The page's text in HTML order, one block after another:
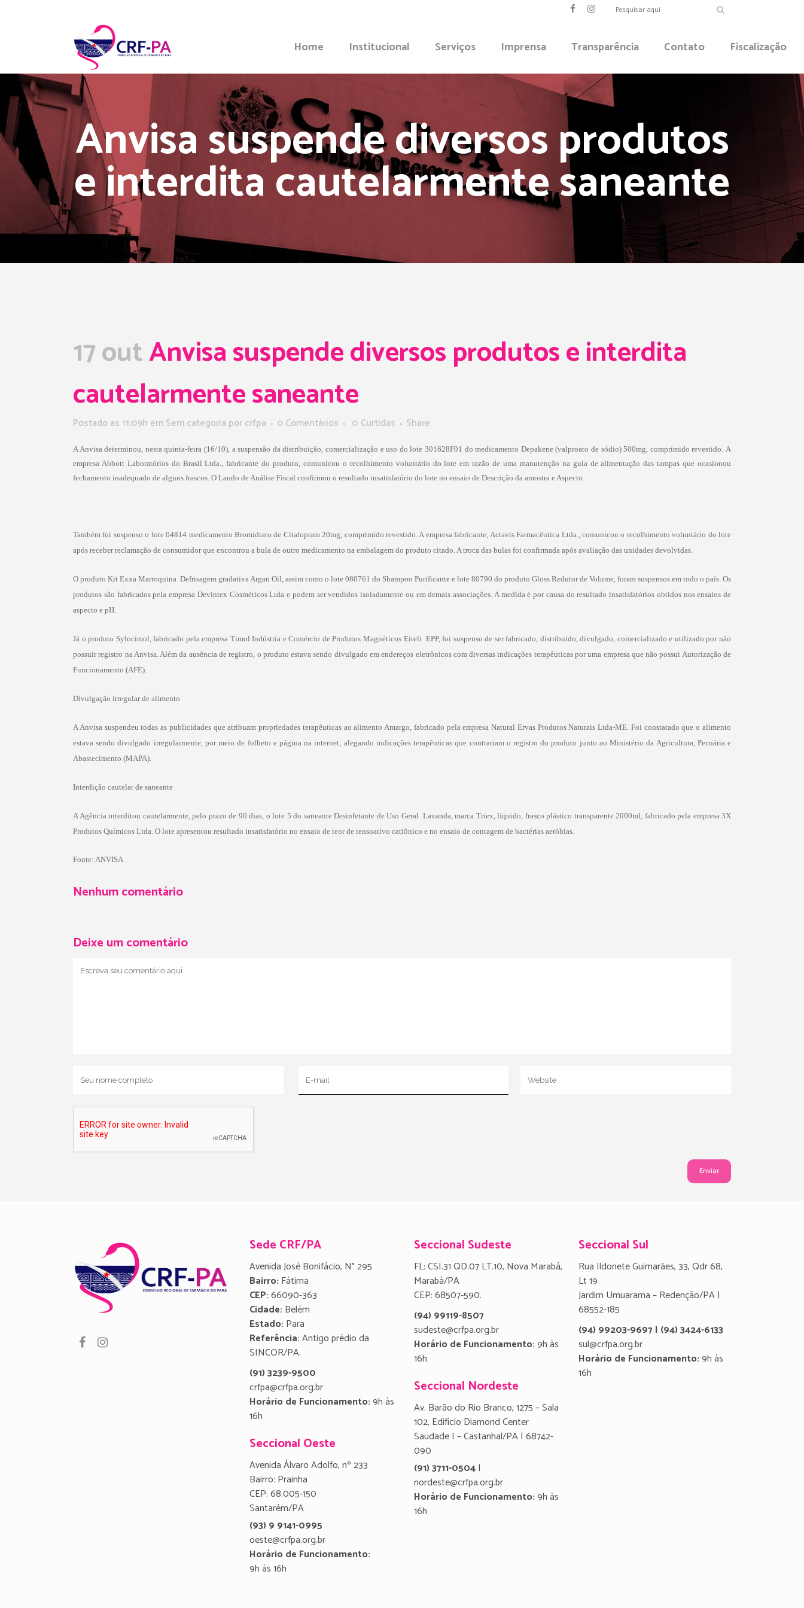
Home Institucional Serviços Imprensa Transparência Contato Fiscalização
Anvisa suspende diversos produtos
e interdita cautelarmente saneante
17 outAnvisa suspende diversos produtos e interdita
cautelarmente saneante
Postado as 11:09h em Sem categoria porcrfpa 0 Comentários 0 Curtidas Share
A Anvisa determinou, nesta quinta-feira (16/10), a suspensão da distribuição, comercialização e uso do lote 301628F01 do medicamento Depakene (valproato de sódio) 500mg, comprimido revestido. A
empresa Abbott Laboratórios do Brasil Ltda., fabricante do produto, comunicou o recolhimento voluntário do lote em razão de uma manutenção na guia de alimentação das tampas que ocasionou
fechamento inadequado de alguns frascos. O Laudo de Análise Fiscal confirmou o resultado insatisfatório do lote no ensaio de Descrição da amostra e Aspecto.
Também foi suspenso o lote 04814 medicamento Bromidrato de Citalopram 20mg, comprimido revestido. A empresa fabricante, Actavis Farmacêutica Ltda., comunicou o recolhimento voluntário do lote
após receber reclamação de consumidor que encontrou a bula de outro medicamento na embalagem do produto citado. A troca das bulas foi confirmada após avaliação das unidades devolvidas.
O produto Kit Exxa Marroquina  Defrisagem gradativa Argan Oil, assim como o lote 080761 do Shampoo Purificante e lote 80790 do produto Gloss Redutor de Volume, foram suspensos em todo o país. Os
produtos são fabricados pela empresa Devintex Cosméticos Ltda e podem ser vendidos isoladamente ou em demais associações. A medida é por causa do resultado insatisfatórios obtidos nos ensaios de
aspecto e pH.
Já o produto Sylocimol, fabricado pela empresa Timol Indústria e Comércio de Produtos Magnéticos Eireli  EPP, foi suspenso de ser fabricado, distribuído, divulgado, comercializado e utilizado por não
possuir registro na Anvisa. Além da ausência de registro, o produto estava sendo divulgado em endereços eletrônicos com diversas indicações terapêuticas por uma empresa que não possui Autorização de
Funcionamento (AFE).
Divulgação irregular de alimento
A Anvisa suspendeu todas as publicidades que atribuam propriedades terapêuticas ao alimento Amargo, fabricado pela empresa Natural Ervas Produtos Naturais Ltda-ME. Foi constatado que o alimento
estava sendo divulgado irregularmente, por meio de folheto e página na internet, alegando indicações terapêuticas que contrariam o registro do produto junto ao Ministério da Agricultura, Pecuária e
Abastecimento (MAPA).
Interdição cautelar de saneante
A Agência interditou cautelarmente, pelo prazo de 90 dias, o lote 5 do saneante Desinfetante de Uso Geral  Lavanda, marca Triex, líquido, frasco plástico transparente 2000ml, fabricado pela empresa 3X
Produtos Químicos Ltda. O lote apresentou resultado insatisfatório no ensaio de teor de tensoativo catiônico e no ensaio de contagem de bactérias aeróbias.
Fonte: ANVISA
Nenhum comentário
Deixe um comentário
Sede CRF/PA
Avenida José Bonifácio, N° 295
Bairro: Fátima
CEP:66090-363
Cidade: Belém
Estado: Para
Referência:Antigo prédio da
SINCOR/PA.
(91) 3239-9500
crfpa@crfpa.org.br
Horário de Funcionamento:9h às
16h
Seccional Oeste
Avenida Álvaro Adolfo, nº 233
Bairro: Prainha
CEP: 68.005-150
Santarém/PA
(93) 9 9141-0995
oeste@crfpa.org.br
Horário de Funcionamento:
9h às 16h
Seccional Sudeste
FL: CSI.31 QD.07 LT.10, Nova Marabá,
Marabá/PA
CEP: 68507-590.
(94) 99119-8507
sudeste@crfpa.org.br
Horário de Funcionamento:9h às
16h
Seccional Nordeste
Av. Barão do Rio Branco, 1275 – Sala
102, Edifício Diamond Center
Saudade I – Castanhal/PA | 68742-
090
(91) 3711-0504|
nordeste@crfpa.org.br
Horário de Funcionamento:9h às
16h
Seccional Sul
Rua Ildonete Guimarães, 33, Qdr 68,
Lt 19
Jardim Umuarama – Redenção/PA |
68552-185
(94) 99203-9697 | (94) 3424-6133
sul@crfpa.org.br
Horário de Funcionamento:9h às
16h